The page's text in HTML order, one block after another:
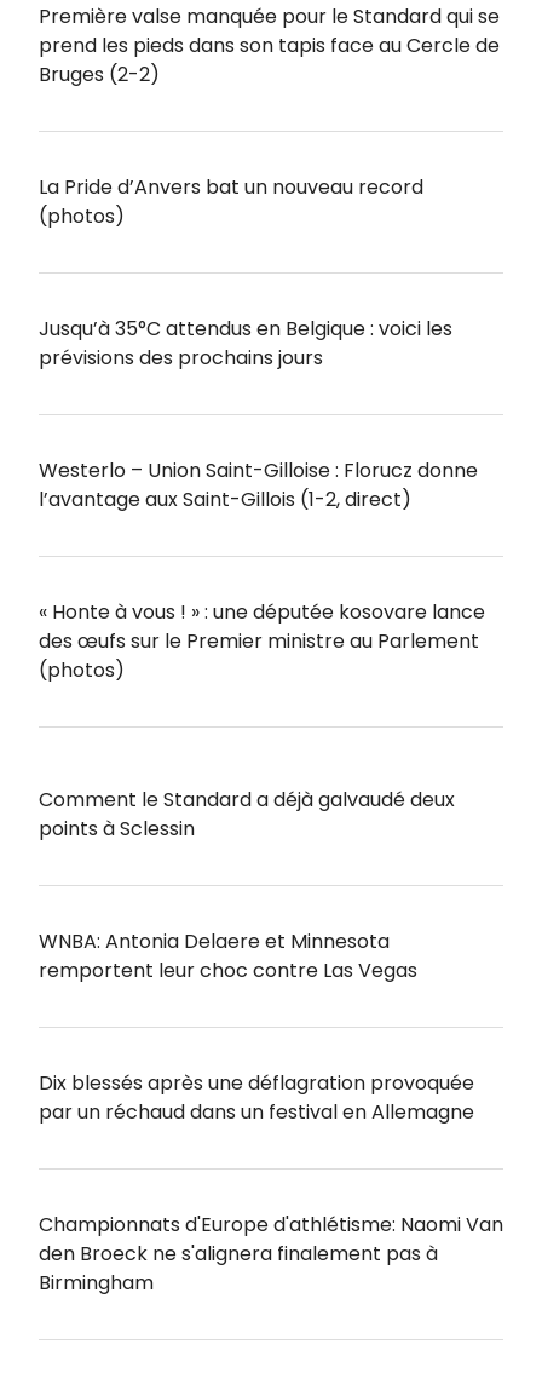
Première valse manquée pour le Standard qui se
prend les pieds dans son tapis face au Cercle de
Bruges (2-2)
La Pride d’Anvers bat un nouveau record
(photos)
Jusqu’à 35°C attendus en Belgique : voici les
prévisions des prochains jours
Westerlo – Union Saint-Gilloise : Florucz donne
l’avantage aux Saint-Gillois (1-2, direct)
« Honte à vous ! » : une députée kosovare lance
des œufs sur le Premier ministre au Parlement
(photos)
Comment le Standard a déjà galvaudé deux
points à Sclessin
WNBA: Antonia Delaere et Minnesota
remportent leur choc contre Las Vegas
Dix blessés après une déflagration provoquée
par un réchaud dans un festival en Allemagne
Championnats d'Europe d'athlétisme: Naomi Van
den Broeck ne s'alignera finalement pas à
Birmingham